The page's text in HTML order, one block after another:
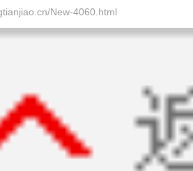
New-4060.html